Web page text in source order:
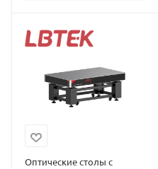
Оптические столы с